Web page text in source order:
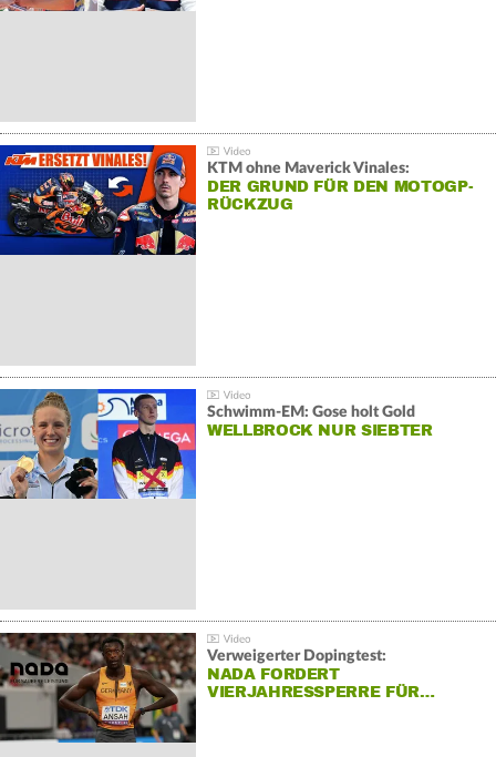
KTM ohne Maverick Vinales:
DER GRUND FÜR DEN MOTOGP-
RÜCKZUG
Schwimm-EM: Gose holt Gold
WELLBROCK NUR SIEBTER
Verweigerter Dopingtest:
NADA FORDERT
VIERJAHRESSPERRE FÜR…